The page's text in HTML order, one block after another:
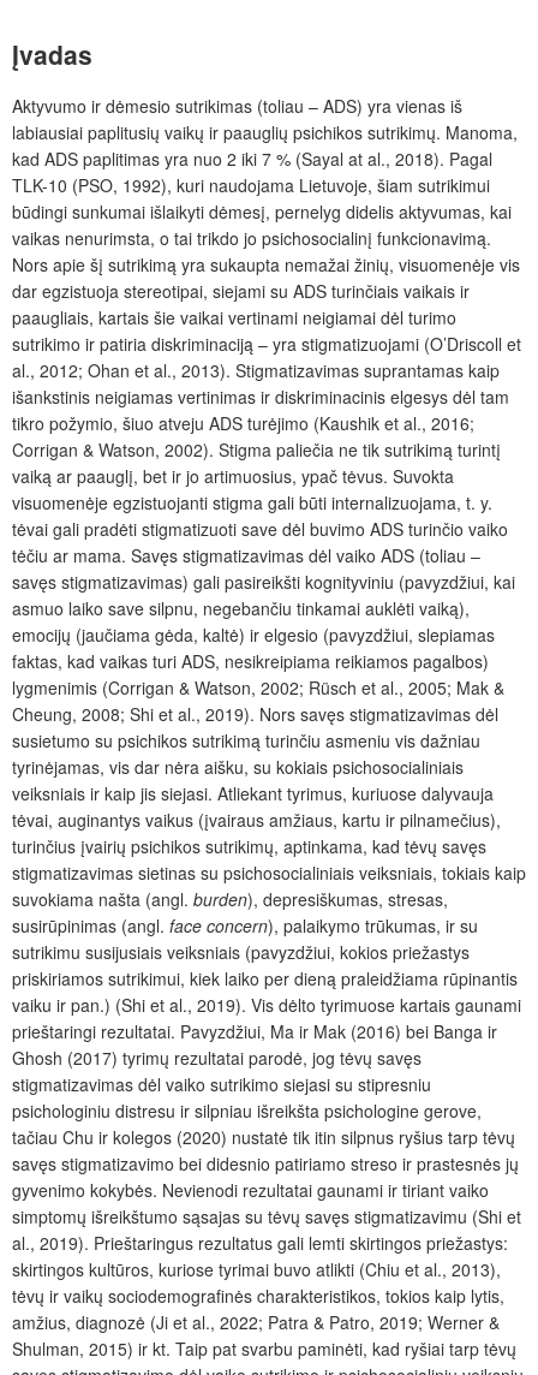
Įvadas
Aktyvumo ir dėmesio sutrikimas (toliau – ADS) yra vienas iš
labiausiai paplitusių vaikų ir paauglių psichikos sutrikimų. Manoma,
kad ADS paplitimas yra nuo 2 iki 7 % (Sayal at al., 2018). Pagal
TLK-10 (PSO, 1992), kuri naudojama Lietuvoje, šiam sutrikimui
būdingi sunkumai išlaikyti dėmesį, pernelyg didelis aktyvumas, kai
vaikas nenurimsta, o tai trikdo jo psichosocialinį funkcionavimą.
Nors apie šį sutrikimą yra sukaupta nemažai žinių, visuomenėje vis
dar egzistuoja stereotipai, siejami su ADS turinčiais vaikais ir
paaugliais, kartais šie vaikai vertinami neigiamai dėl turimo
sutrikimo ir patiria diskriminaciją – yra stigmatizuojami (O’Driscoll et
al., 2012; Ohan et al., 2013). Stigmatizavimas suprantamas kaip
išankstinis neigiamas vertinimas ir diskriminacinis elgesys dėl tam
tikro požymio, šiuo atveju ADS turėjimo (Kaushik et al., 2016;
Corrigan & Watson, 2002). Stigma paliečia ne tik sutrikimą turintį
vaiką ar paauglį, bet ir jo artimuosius, ypač tėvus. Suvokta
visuomenėje egzistuojanti stigma gali būti internalizuojama, t. y.
tėvai gali pradėti stigmatizuoti save dėl buvimo ADS turinčio vaiko
tėčiu ar mama. Savęs stigmatizavimas dėl vaiko ADS (toliau –
savęs stigmatizavimas) gali pasireikšti kognityviniu (pavyzdžiui, kai
asmuo laiko save silpnu, negebančiu tinkamai auklėti vaiką),
emocijų (jaučiama gėda, kaltė) ir elgesio (pavyzdžiui, slepiamas
faktas, kad vaikas turi ADS, nesikreipiama reikiamos pagalbos)
lygmenimis (Corrigan & Watson, 2002; Rüsch et al., 2005; Mak &
Cheung, 2008; Shi et al., 2019). Nors savęs stigmatizavimas dėl
susietumo su psichikos sutrikimą turinčiu asmeniu vis dažniau
tyrinėjamas, vis dar nėra aišku, su kokiais psichosocialiniais
veiksniais ir kaip jis siejasi. Atliekant tyrimus, kuriuose dalyvauja
tėvai, auginantys vaikus (įvairaus amžiaus, kartu ir pilnamečius),
turinčius įvairių psichikos sutrikimų, aptinkama, kad tėvų savęs
stigmatizavimas sietinas su psichosocialiniais veiksniais, tokiais kaip
suvokiama našta (angl. burden), depresiškumas, stresas,
susirūpinimas (angl. face concern), palaikymo trūkumas, ir su
sutrikimu susijusiais veiksniais (pavyzdžiui, kokios priežastys
priskiriamos sutrikimui, kiek laiko per dieną praleidžiama rūpinantis
vaiku ir pan.) (Shi et al., 2019). Vis dėlto tyrimuose kartais gaunami
prieštaringi rezultatai. Pavyzdžiui, Ma ir Mak (2016) bei Banga ir
Ghosh (2017) tyrimų rezultatai parodė, jog tėvų savęs
stigmatizavimas dėl vaiko sutrikimo siejasi su stipresniu
psichologiniu distresu ir silpniau išreikšta psichologine gerove,
tačiau Chu ir kolegos (2020) nustatė tik itin silpnus ryšius tarp tėvų
savęs stigmatizavimo bei didesnio patiriamo streso ir prastesnės jų
gyvenimo kokybės. Nevienodi rezultatai gaunami ir tiriant vaiko
simptomų išreikštumo sąsajas su tėvų savęs stigmatizavimu (Shi et
al., 2019). Prieštaringus rezultatus gali lemti skirtingos priežastys:
skirtingos kultūros, kuriose tyrimai buvo atlikti (Chiu et al., 2013),
tėvų ir vaikų sociodemografinės charakteristikos, tokios kaip lytis,
amžius, diagnozė (Ji et al., 2022; Patra & Patro, 2019; Werner &
Shulman, 2015) ir kt. Taip pat svarbu paminėti, kad ryšiai tarp tėvų